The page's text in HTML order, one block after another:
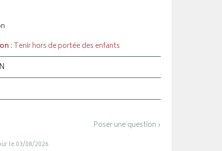
: Tenir hors de portée des enfants
Poser une question ›
le 03/08/2026